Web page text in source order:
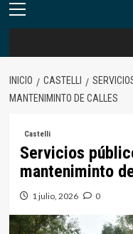
Menú
INICIO CASTELLI
MANTENIMINTO DE CALLES
Castelli
Servicios
manteniminto
1 julio, 2026 0